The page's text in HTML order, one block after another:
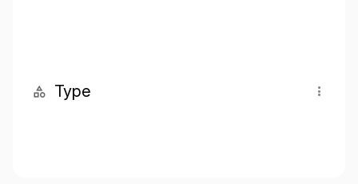
Type